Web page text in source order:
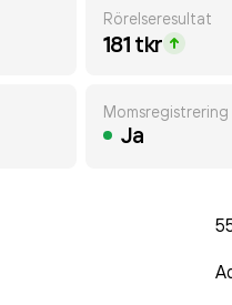
Rörelseresultat
181 tkr
Momsregistrering
Ja